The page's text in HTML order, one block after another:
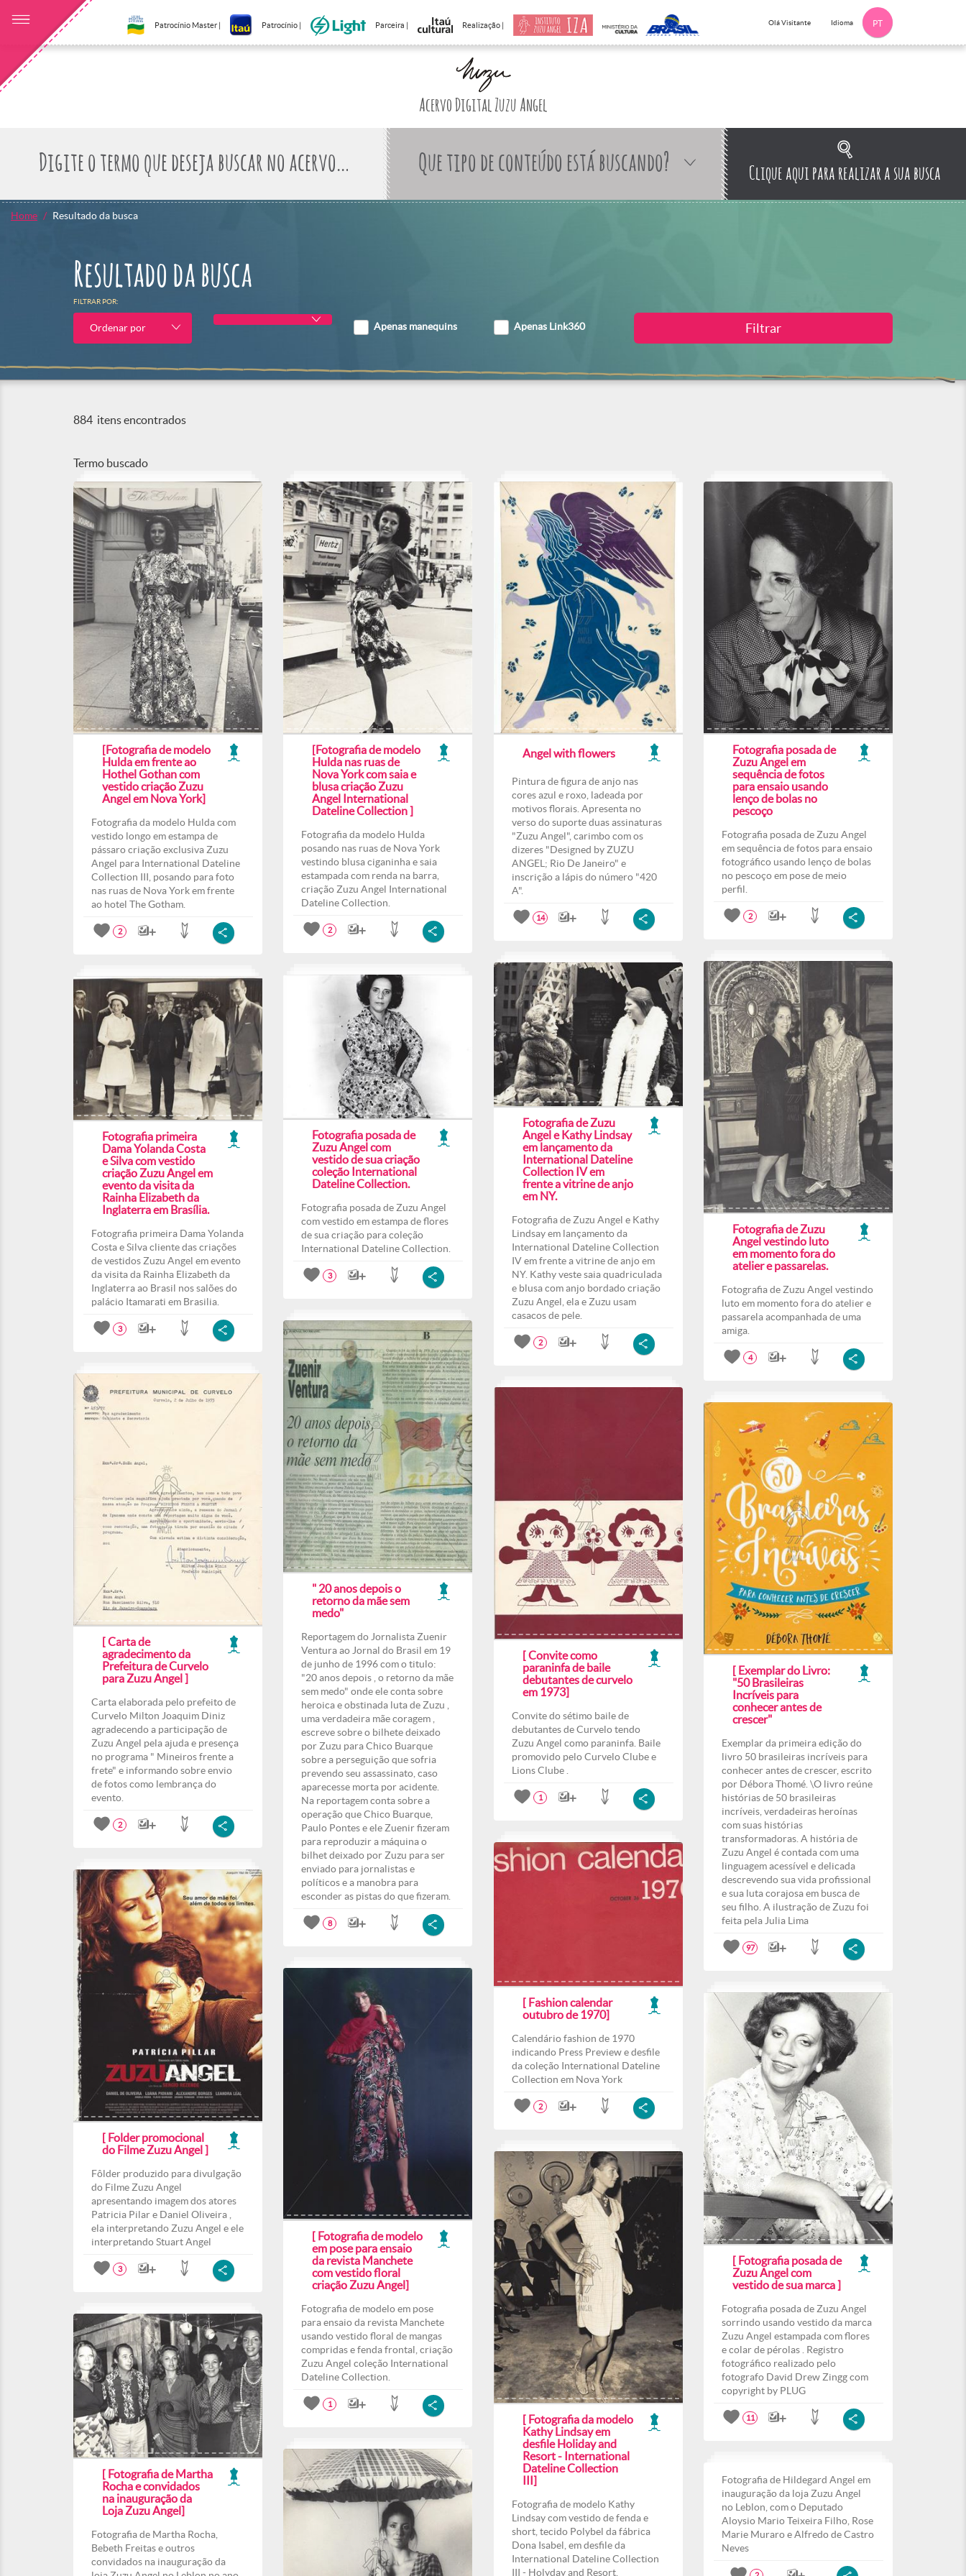
Patrocínio Master | Patrocínio | Parceira | Realização | Olá Visitante Idioma PT
Acervo Digital Zuzu Angel
Que tipo de conteúdo está buscando? Clique aqui para realizar a sua busca
Home Resultado da busca
Resultado da busca
FILTRAR POR:
Ordenar por Apenas manequins Apenas Link360
884 itens encontrados
Termo buscado
[Fotografia de modelo
Hulda em frente ao
Hothel Gothan com
vestido criação Zuzu
Angel em Nova York]
Fotografia da modelo Hulda com
vestido longo em estampa de
pássaro criação exclusiva Zuzu
Angel para International Dateline
Collection III, posando para foto
nas ruas de Nova York em frente
ao hotel The Gotham.
2
[Fotografia de modelo
Hulda nas ruas de
Nova York com saia e
blusa criação Zuzu
Angel International
Dateline Collection ]
Fotografia da modelo Hulda
posando nas ruas de Nova York
vestindo blusa ciganinha e saia
estampada com renda na barra,
criação Zuzu Angel International
Dateline Collection.
2
Angel with flowers
Pintura de figura de anjo nas
cores azul e roxo, ladeada por
motivos florais. Apresenta no
verso do suporte duas assinaturas
"Zuzu Angel", carimbo com os
dizeres "Designed by ZUZU
ANGEL; Rio De Janeiro" e
inscrição a lápis do número "420
A".
14
Fotografia posada de
Zuzu Angel em
sequência de fotos
para ensaio usando
lenço de bolas no
pescoço
Fotografia posada de Zuzu Angel
em sequência de fotos para ensaio
fotográfico usando lenço de bolas
no pescoço em pose de meio
perfil.
2
Fotografia de Zuzu
Angel vestindo luto
em momento fora do
atelier e passarelas.
Fotografia de Zuzu Angel vestindo
luto em momento fora do atelier e
passarela acompanhada de uma
amiga.
4
Fotografia de Zuzu
Angel e Kathy Lindsay
em lançamento da
International Dateline
Collection IV em
frente a vitrine de anjo
em NY.
Fotografia de Zuzu Angel e Kathy
Lindsay em lançamento da
International Dateline Collection
IV em frente a vitrine de anjo em
NY. Kathy veste saia quadriculada
e blusa com anjo bordado criação
Zuzu Angel, ela e Zuzu usam
casacos de pele.
2
Fotografia posada de
Zuzu Angel com
vestido de sua criação
coleção International
Dateline Collection.
Fotografia posada de Zuzu Angel
com vestido em estampa de flores
de sua criação para coleção
International Dateline Collection.
3
Fotografia primeira
Dama Yolanda Costa
e Silva com vestido
criação Zuzu Angel em
evento da visita da
Rainha Elizabeth da
Inglaterra em Brasília.
Fotografia primeira Dama Yolanda
Costa e Silva cliente das criações
de vestidos Zuzu Angel em evento
da visita da Rainha Elizabeth da
Inglaterra ao Brasil nos salões do
palácio Itamarati em Brasilia.
3
" 20 anos depois o
retorno da mãe sem
medo"
Reportagem do Jornalista Zuenir
Ventura ao Jornal do Brasil em 19
de junho de 1996 com o titulo:
"20 anos depois , o retorno da mãe
sem medo" onde ele conta sobre
heroica e obstinada luta de Zuzu ,
uma verdadeira mãe coragem ,
escreve sobre o bilhete deixado
por Zuzu para Chico Buarque
sobre a perseguição que sofria
prevendo seu assassinato, caso
aparecesse morta por acidente.
Na reportagem conta sobre a
operação que Chico Buarque,
Paulo Pontes e ele Zuenir fizeram
para reproduzir a máquina o
bilhet deixado por Zuzu para ser
enviado para jornalistas e
políticos e a manobra para
esconder as pistas do que fizeram.
8
[ Carta de
agradecimento da
Prefeitura de Curvelo
para Zuzu Angel ]
Carta elaborada pelo prefeito de
Curvelo Milton Joaquim Diniz
agradecendo a participação de
Zuzu Angel pela ajuda e presença
no programa " Mineiros frente a
frete" e informando sobre envio
de fotos como lembrança do
evento.
2
[ Convite como
paraninfa de baile
debutantes de curvelo
em 1973]
Convite do sétimo baile de
debutantes de Curvelo tendo
Zuzu Angel como paraninfa. Baile
promovido pelo Curvelo Clube e
Lions Clube .
1
[ Exemplar do Livro:
"50 Brasileiras
Incríveis para
conhecer antes de
crescer"
Exemplar da primeira edição do
livro 50 brasileiras incríveis para
conhecer antes de crescer, escrito
por Débora Thomé. \O livro reúne
histórias de 50 brasileiras
incríveis, verdadeiras heroínas
com suas histórias
transformadoras. A história de
Zuzu Angel é contada com uma
linguagem acessível e delicada
descrevendo sua vida profissional
e sua luta corajosa em busca de
seu filho. A ilustração de Zuzu foi
feita pela Julia Lima
97
[ Fashion calendar
outubro de 1970]
Calendário fashion de 1970
indicando Press Preview e desfile
da coleção International Dateline
Collection em Nova York
2
[ Folder promocional
do Filme Zuzu Angel ]
Fôlder produzido para divulgação
do Filme Zuzu Angel
apresentando imagem dos atores
Patricia Pilar e Daniel Oliveira ,
ela interpretando Zuzu Angel e ele
interpretando Stuart Angel
3
[ Fotografia de modelo
em pose para ensaio
da revista Manchete
com vestido floral
criação Zuzu Angel]
Fotografia de modelo em pose
para ensaio da revista Manchete
usando vestido floral de mangas
compridas e fenda frontal, criação
Zuzu Angel coleção International
Dateline Collection.
1
[ Fotografia posada de
Zuzu Angel com
vestido de sua marca ]
Fotografia posada de Zuzu Angel
sorrindo usando vestido da marca
Zuzu Angel estampada com flores
e colar de pérolas . Registro
fotográfico realizado pelo
fotografo David Drew Zingg com
copyright by PLUG
11
[ Fotografia da modelo
Kathy Lindsay em
desfile Holiday and
Resort - International
Dateline Collection
III]
Fotografia de modelo Kathy
Lindsay com vestido de fenda e
short, tecido Polybel da fábrica
Dona Isabel, em desfile da
International Dateline Collection
III - Holyday and Resort.
[ Fotografia de Martha
Rocha e convidados
na inauguração da
Loja Zuzu Angel]
Fotografia de Martha Rocha,
Bebeth Freitas e outros
convidados na inauguração da
Fotografia de Hildegard Angel em
inauguração da loja Zuzu Angel
no Leblon, com o Deputado
Aloysio Mario Teixeira Filho, Rose
Marie Muraro e Alfredo de Castro
Neves